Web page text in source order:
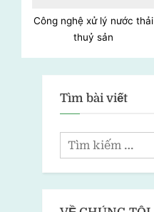
Công nghệ xử lý nước thải
thuỷ sản
Tìm bài viết